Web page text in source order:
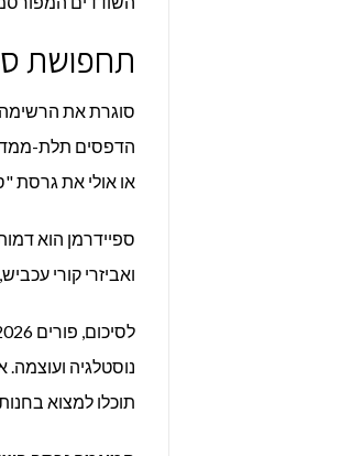
תחפושת
סוגרת את
הדפסים תלת-
או אולי את גרסת
ספיידרמן הוא
ואביזרי קורי
לסיכום, פורים 2026 הוא ההזדמנות שלכם להתפרע עם
נוסטלגיה
תוכלו למצוא